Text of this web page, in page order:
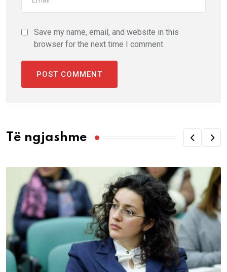
Save my name, email, and website in this
browser for the next time I comment.
Të ngjashme